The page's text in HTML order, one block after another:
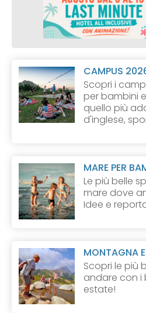
CAMPUS
Scopri i
per bambini
quello più
d'inglese,
MARE PER
Le più belle
mare dove
Idee e
MONTAGNA
Scopri le più
andare con i
estate!